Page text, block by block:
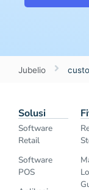
Jubelio
Solusi
Software
Retail
Software
POS